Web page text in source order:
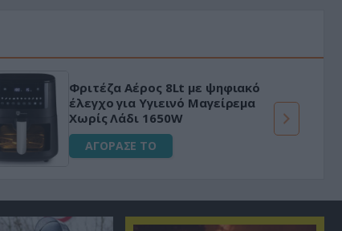
Φριτέζα Αέρος 8Lt με ψηφιακό
έλεγχο για Υγιεινό Μαγείρεμα
Χωρίς Λάδι 1650W
ΑΓΟΡΑΣΕ ΤΟ